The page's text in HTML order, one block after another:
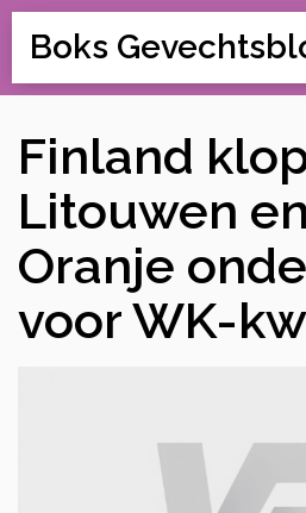
Boks
Finland
Litouwen
Oranje
voor WK-